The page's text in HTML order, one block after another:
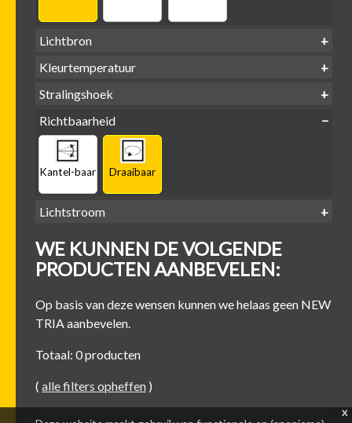
Lichtbron
GU10
Kleurtemperatuur
2700K
Stralingshoek
Richtbaarheid
Kantel-baar Draaibaar
Lichtstroom
500 lm
-
600 lm
-
700 lm
800 lm
WE KUNNEN DE VOLGENDE
PRODUCTEN AANBEVELEN:
Op basis van deze wensen kunnen we helaas geen NEW
TRIA aanbevelen.
Totaal: 0 producten
( alle filters opheffen )
x